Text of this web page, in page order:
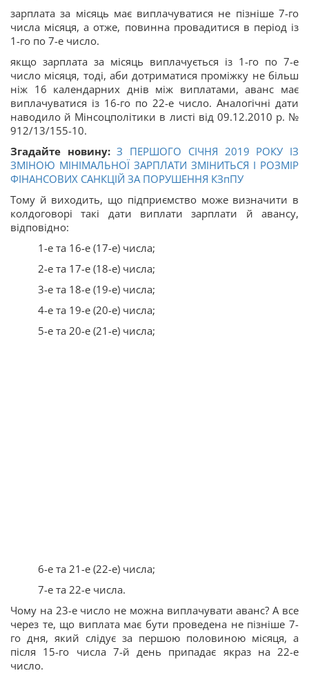
зарплата за місяць має виплачуватися не пізніше 7-го
числа місяця, а отже, повинна провадитися в період із
1-го по 7-е число.
якщо зарплата за місяць виплачується із 1-го по 7-е
число місяця, тоді, аби дотриматися проміжку не більш
ніж 16 календарних днів між виплатами, аванс має
виплачуватися із 16-го по 22-е число. Аналогічні дати
наводило й Мінсоцполітики в листі від 09.12.2010 р. №
912/13/155-10.
Згадайте новину:З ПЕРШОГО СІЧНЯ 2019 РОКУ ІЗ
ЗМІНОЮ МІНІМАЛЬНОЇ ЗАРПЛАТИ ЗМІНИТЬСЯ І РОЗМІР
ФІНАНСОВИХ САНКЦІЙ ЗА ПОРУШЕННЯ КЗпПУ
Тому й виходить, що підприємство може визначити в
колдоговорі такі дати виплати зарплати й авансу,
відповідно:
1-е та 16-е (17-е) числа;
2-е та 17-е (18-е) числа;
3-е та 18-е (19-е) числа;
4-е та 19-е (20-е) числа;
5-е та 20-е (21-е) числа;
6-е та 21-е (22-е) числа;
7-е та 22-е числа.
Чому на 23-е число не можна виплачувати аванс? А все
через те, що виплата має бути проведена не пізніше 7-
го дня, який слідує за першою половиною місяця, а
після 15-го числа 7-й день припадає якраз на 22-е
число.